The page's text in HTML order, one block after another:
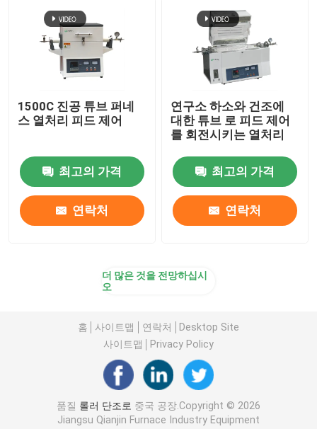
진공로
롤러허스 킬른
소성가마
소결로
질소 가스 발생기
1500C 진공 튜브 퍼네
스 열처리 피드 제어
최고의 가격
연락처
연구소 하소와 건조에
대한 튜브 로 피드 제어
를 회전시키는 열처리
최고의 가격
연락처
더 많은 것을 전망하십시
오
홈 사이트맵 연락처
Desktop Site
사이트맵
Privacy Policy
품질 롤러 단조로 중국 공장.Copyright © 2026
Jiangsu Qianjin Furnace Industry Equipment